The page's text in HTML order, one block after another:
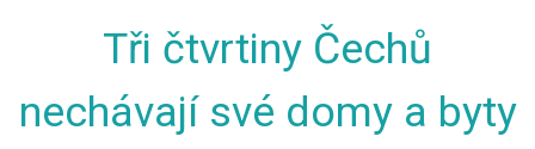
Tři čtvrtiny Čechů
nechávají své domy a byty